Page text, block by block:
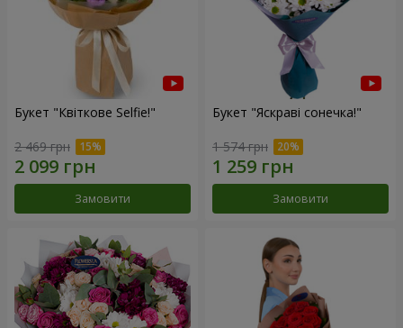
Букет "Квіткове Selfie!"
2 469 грн
Замовити
Букет "Яскраві сонечка!"
1 574 грн
Замовити